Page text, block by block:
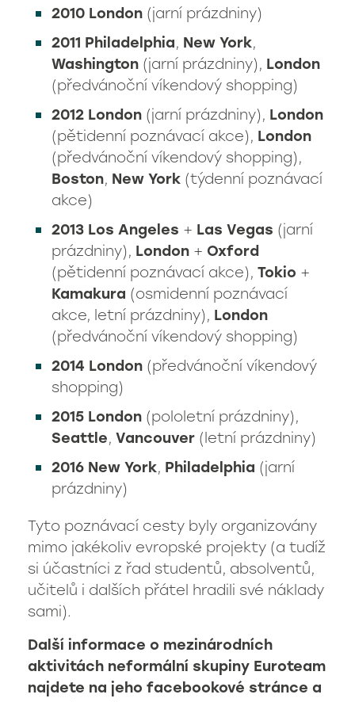
2010 London (jarní prázdniny)
2011 Philadelphia, New York,
Washington (jarní prázdniny), London
(předvánoční víkendový shopping)
2012 London (jarní prázdniny), London
(pětidenní poznávací akce), London
(předvánoční víkendový shopping),
Boston, New York (týdenní poznávací
akce)
2013 Los Angeles + Las Vegas (jarní
prázdniny), London + Oxford
(pětidenní poznávací akce), Tokio +
Kamakura (osmidenní poznávací
akce, letní prázdniny), London
(předvánoční víkendový shopping)
2014 London (předvánoční víkendový
shopping)
2015 London (pololetní prázdniny),
Seattle, Vancouver (letní prázdniny)
2016 New York, Philadelphia (jarní
prázdniny)
Tyto poznávací cesty byly organizovány
mimo jakékoliv evropské projekty (a tudíž
si účastníci z řad studentů, absolventů,
učitelů i dalších přátel hradili své náklady
sami).
Další informace o mezinárodních
aktivitách neformální skupiny Euroteam
najdete na jeho facebookové stránce a